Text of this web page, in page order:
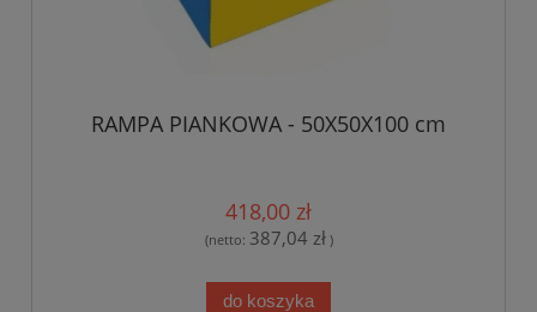
RAMPA PIANKOWA - 50X50X100 cm
418,00 zł
(netto: 387,04 zł)
do koszyka